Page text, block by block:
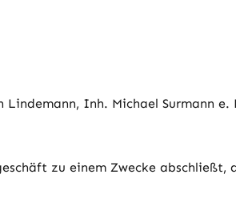
Inh. Michael Surmann
zu einem Zwecke